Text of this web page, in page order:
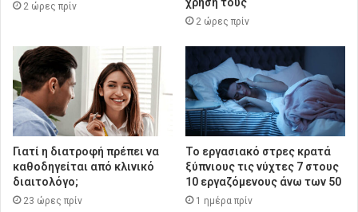
2 ώρες πρίν
χρήση τους
2 ώρες πρίν
Γιατί η διατροφή πρέπει να
καθοδηγείται από κλινικό
διαιτολόγο;
23 ώρες πρίν
Το εργασιακό στρες κρατά
ξύπνιους τις νύχτες 7 στους
10 εργαζόμενους άνω των 50
1 ημέρα πρίν